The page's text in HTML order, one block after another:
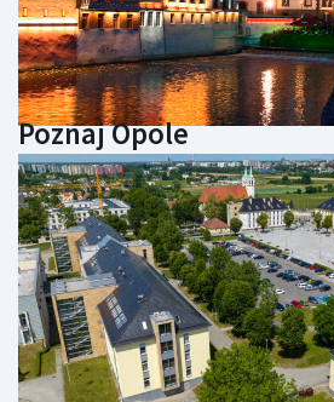
Poznaj Opole